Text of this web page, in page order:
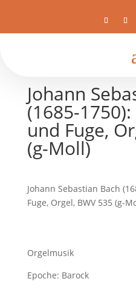
Johann
(1685-
und Fuge,
(g-Moll)
Johann Sebastian Bach
Fuge, Orgel, BWV 535 (g-
Orgelmusik
Epoche: Barock